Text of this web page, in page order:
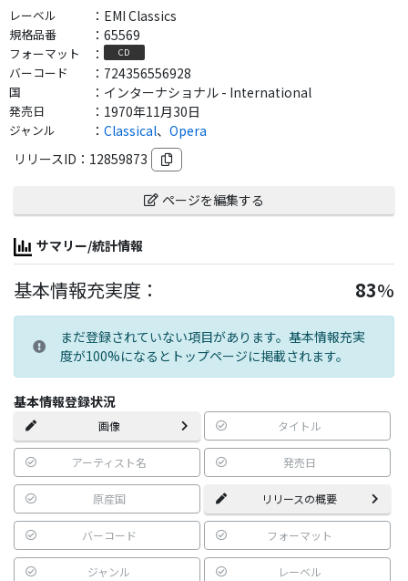
レーベル ： EMI Classics
規格品番 ： 65569
フォーマット ： CD
バーコード ： 724356556928
国 ： インターナショナル - International
発売日 ： 1970年11月30日
ジャンル ： Classical、 Opera
リリースID： 12859873
ページを編集する
サマリー/統計情報
基本情報充実度： 83%
まだ登録されていない項目があります。基本情報充実
度が100%になるとトップページに掲載されます。
基本情報登録状況
画像 タイトル
アーティスト名 発売日
原産国 リリースの概要
バーコード フォーマット
ジャンル レーベル